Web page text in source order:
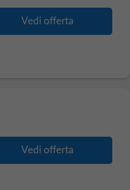
Vedi offerta
Vedi offerta